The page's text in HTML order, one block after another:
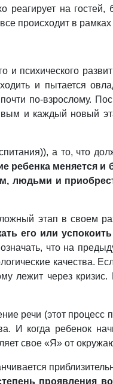
на гостей,
происходит в
психического
и пытается
по-взрослому.
и каждый новый
а то, что
ребенка меняется и
людьми и
этап в своем
его или
что на
качества.
лежит через кризис.
речи (этот процесс
И когда ребенок
свое «Я» от
проявления